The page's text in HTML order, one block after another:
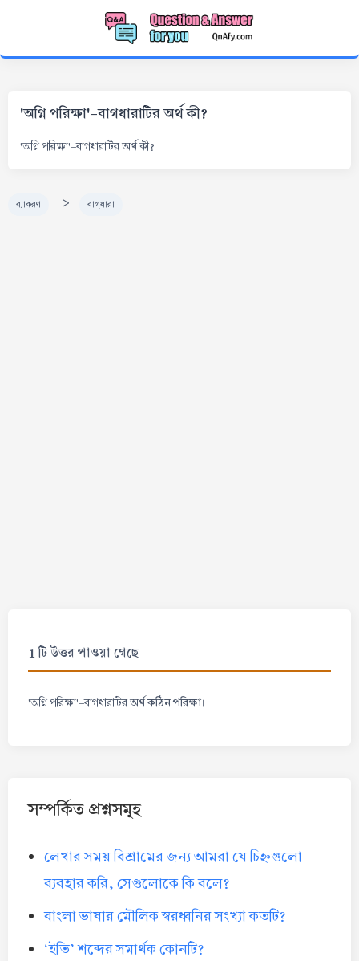
'অগ্নি পরিক্ষা'-বাগধারাটির অর্থ কী?
'অগ্নি পরিক্ষা'-বাগধারাটির অর্থ কী?
ব্যাকরণ > বাগ্‌ধারা
1 টি উত্তর পাওয়া গেছে
'অগ্নি পরিক্ষা'-বাগধারাটির অর্থকঠিন পরিক্ষা।
সম্পর্কিত প্রশ্নসমূহ
লেখার সময় বিশ্রামের জন্য আমরা যে চিহ্নগুলো
ব্যবহার করি, সেগুলোকে কি বলে?
বাংলা ভাষার মৌলিক স্বরধ্বনির সংখ্যা কতটি?
‘ইতি’ শব্দের সমার্থক কোনটি?